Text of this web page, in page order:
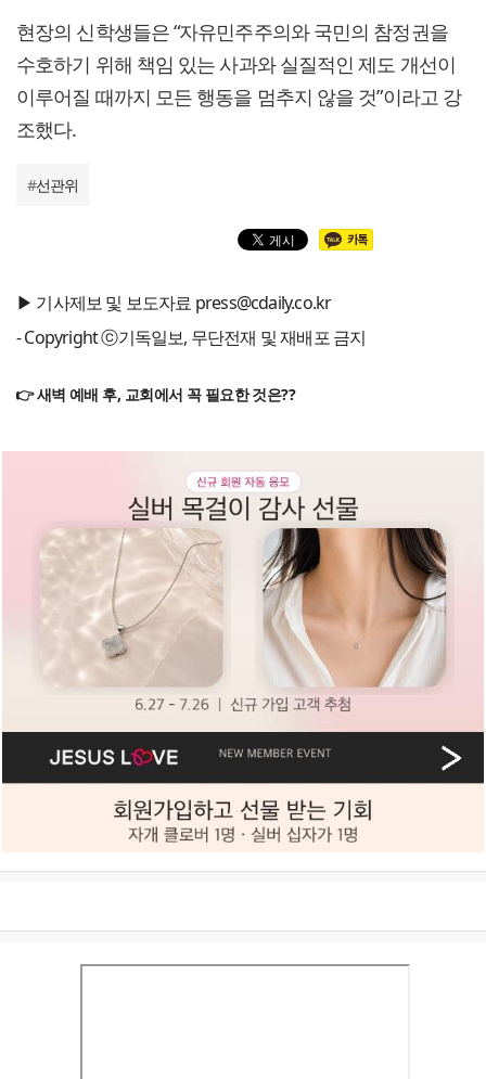
현장의 신학생들은 “자유민주주의와 국민의 참정권을
수호하기 위해 책임 있는 사과와 실질적인 제도 개선이
이루어질 때까지 모든 행동을 멈추지 않을 것”이라고 강
조했다.
#선관위
▶ 기사제보 및 보도자료 press@cdaily.co.kr
- Copyright ⓒ기독일보, 무단전재 및 재배포 금지
👉 새벽 예배 후, 교회에서 꼭 필요한 것은??